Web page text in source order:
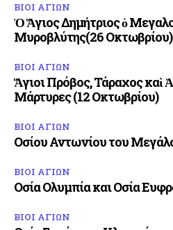
ΒΙΟΙ ΑΓΙΩΝ
Ὁ Ἅγιος Δημήτριος ὁ
Μυροβλύτης(26 Οκτωβρίου)
ΒΙΟΙ ΑΓΙΩΝ
Ἅγιοι Πρόβος, Τάραχος καὶ
Μάρτυρες (12 Οκτωβρίου)
ΒΙΟΙ ΑΓΙΩΝ
Οσίου Αντωνίου του
ΒΙΟΙ ΑΓΙΩΝ
Οσία Ολυμπία και Οσία
ΒΙΟΙ ΑΓΙΩΝ